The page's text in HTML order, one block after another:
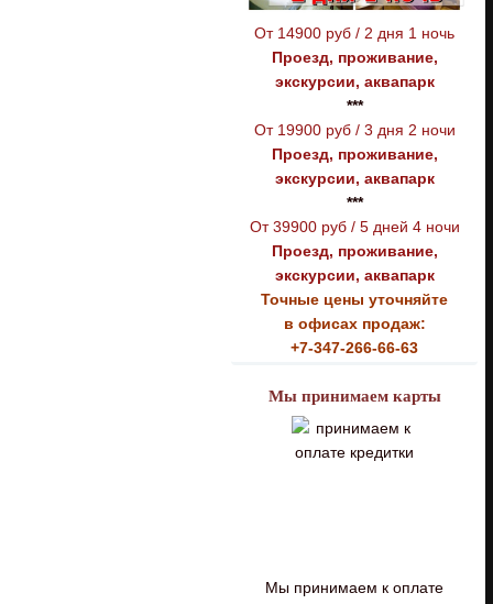
От 14900 руб / 2 дня 1 ночь
Проезд, проживание,
экскурсии, аквапарк
***
От 19900 руб / 3 дня 2 ночи
Проезд, проживание,
экскурсии, аквапарк
***
От 39900 руб / 5 дней 4 ночи
Проезд, проживание,
экскурсии, аквапарк
Точные цены уточняйте
в офисах продаж:
+7-347-266-66-63
Мы принимаем карты
Мы принимаем к оплате